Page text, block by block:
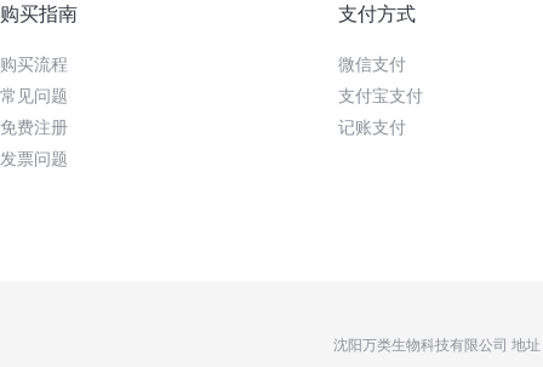
购买指南
购买流程
常见问题
免费注册
发票问题
支付方式
微信支付
支付宝支付
记账支付
沈阳万类生物科技有限公司 地